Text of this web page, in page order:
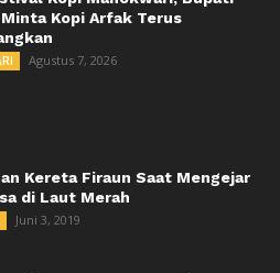
Kopi Arfak Terus
Agustus 7, 2026
Kereta Firaun Saat Mengejar
di Laut Merah
Juni 3, 2019